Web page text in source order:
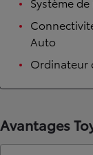
Auto
Ordinateur
Avantages